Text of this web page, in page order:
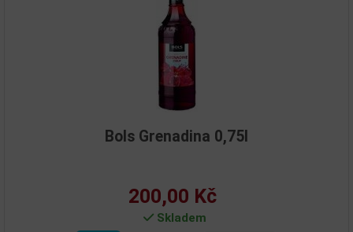
Bols Grenadina 0,75l
200,00 Kč
Skladem